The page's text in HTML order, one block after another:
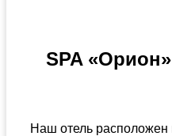
SPA «Орион»
Наш отель